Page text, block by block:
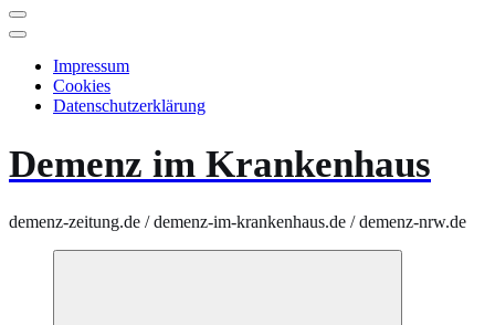
Impressum
Cookies
Datenschutzerklärung
Demenz im Krankenhaus
demenz-zeitung.de / demenz-im-krankenhaus.de / demenz-nrw.de